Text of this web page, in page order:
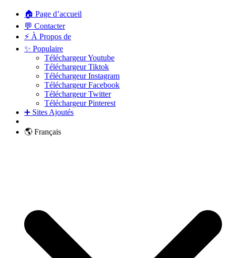
🏠 Page d’accueil
💬 Contacter
⚡ À Propos de
✨ Populaire
Téléchargeur Youtube
Téléchargeur Tiktok
Téléchargeur Instagram
Téléchargeur Facebook
Téléchargeur Twitter
Téléchargeur Pinterest
➕ Sites Ajoutés
🌎 Français